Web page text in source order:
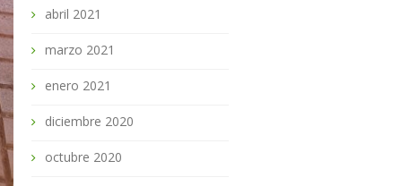
abril 2021
marzo 2021
enero 2021
diciembre 2020
octubre 2020